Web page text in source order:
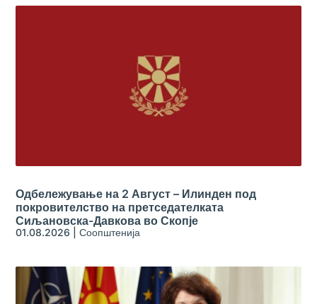
Одбележување на 2 Август – Илинден под
покровителство на претседателката
Сиљановска-Давкова во Скопје
01.08.2026 |Соопштенија